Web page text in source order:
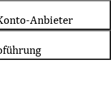
Anbieter